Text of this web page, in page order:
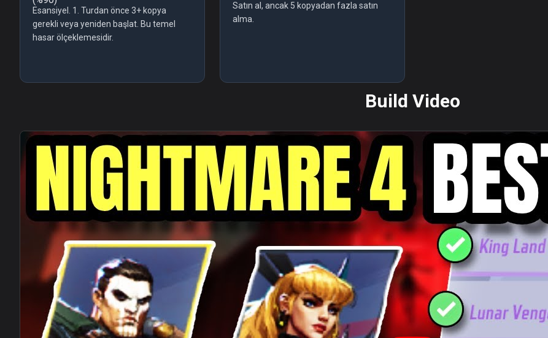
Esansiyel. 1. Turdan önce 3+ kopya
gerekli veya yeniden başlat. Bu temel
hasar ölçeklemesidir.
Satın al, ancak 5 kopyadan fazla satın
alma.
Build Video